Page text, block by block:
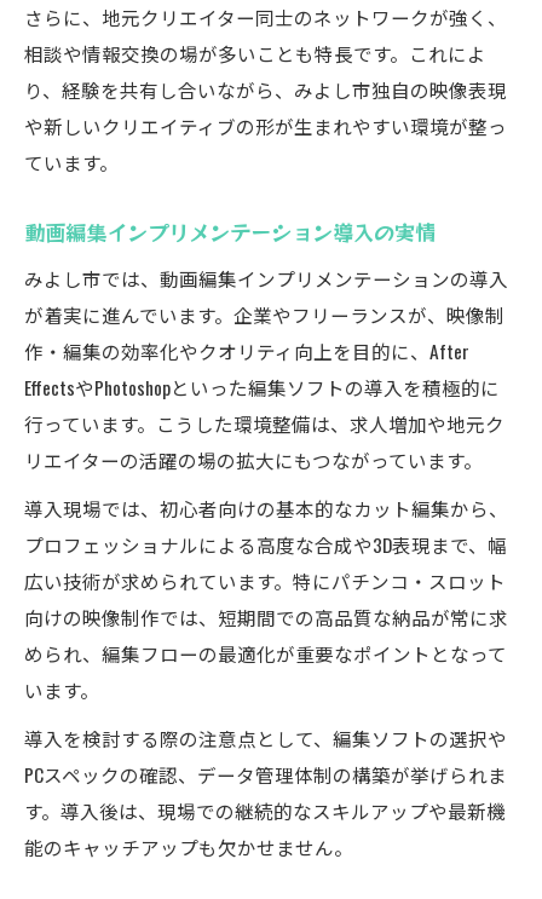
After Effects活用で広がる表現力
クリエイターのための動画編集実践例
さらに、地元クリエイター同士のネットワークが強く、
相談や情報交換の場が多いことも特長です。これによ
り、経験を共有し合いながら、みよし市独自の映像表現
や新しいクリエイティブの形が生まれやすい環境が整っ
ています。
動画編集インプリメンテーション導入の実情
みよし市では、動画編集インプリメンテーションの導入
が着実に進んでいます。企業やフリーランスが、映像制
作・編集の効率化やクオリティ向上を目的に、After
EffectsやPhotoshopといった編集ソフトの導入を積極的に
行っています。こうした環境整備は、求人増加や地元ク
リエイターの活躍の場の拡大にもつながっています。
導入現場では、初心者向けの基本的なカット編集から、
プロフェッショナルによる高度な合成や3D表現まで、幅
広い技術が求められています。特にパチンコ・スロット
向けの映像制作では、短期間での高品質な納品が常に求
められ、編集フローの最適化が重要なポイントとなって
います。
導入を検討する際の注意点として、編集ソフトの選択や
PCスペックの確認、データ管理体制の構築が挙げられま
す。導入後は、現場での継続的なスキルアップや最新機
能のキャッチアップも欠かせません。